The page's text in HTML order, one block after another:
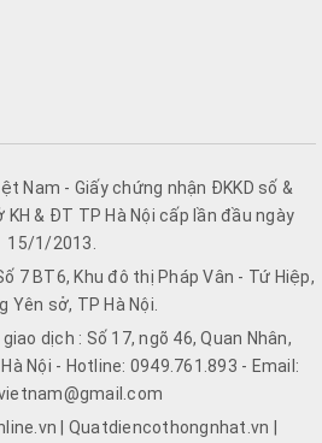
Nam - Giấy chứng nhận ĐKKD số &
& ĐT TP Hà Nội cấp lần đầu ngày
15/1/2013.
7 BT6, Khu đô thị Pháp Vân - Tứ Hiệp,
Yên sở, TP Hà Nội.
dịch : Số 17, ngõ 46, Quan Nhân,
Nội - Hotline: 0949.761.893 - Email:
| Quatdiencothongnhat.vn |